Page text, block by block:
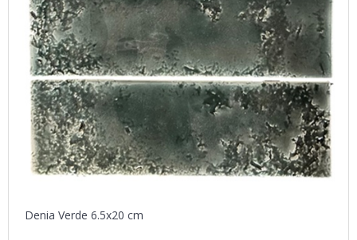
Denia Verde 6.5x20 cm